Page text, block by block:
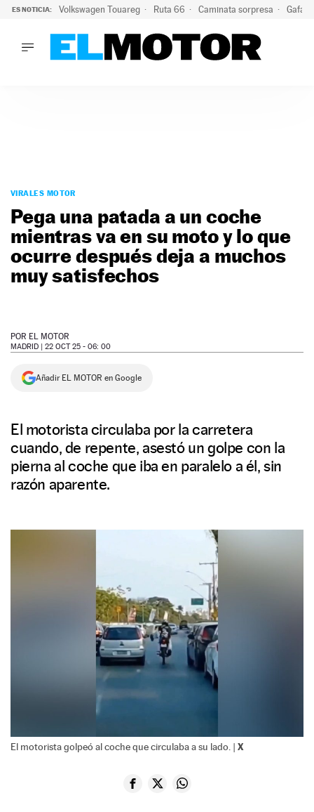
ES NOTICIA: Volkswagen Touareg Ruta 66 Caminata sorpresa Gafas
PODCAST
MOTOS
TECNOLOGÍA
NEWSLETTER
SÍGUENOS
VIRALES MOTOR
Pega una patada a un coche
mientras va en su moto y lo que
ocurre después deja a muchos
muy satisfechos
POR EL MOTOR
MADRID | 22 OCT 25 - 06: 00
Añadir EL MOTOR en Google
El motorista circulaba por la carretera
cuando, de repente, asestó un golpe con la
pierna al coche que iba en paralelo a él, sin
razón aparente.
El motorista golpeó al coche que circulaba a su lado. | X